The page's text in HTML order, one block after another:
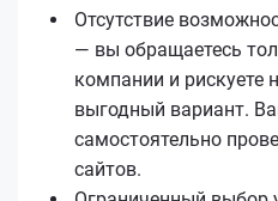
Отсутствие
— вы обращаетесь
компании и рискуете
выгодный вариант.
самостоятельно
сайтов.